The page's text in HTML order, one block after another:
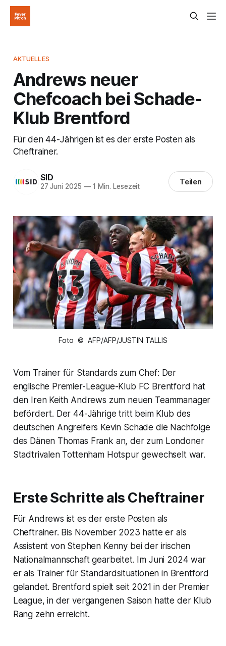
AKTUELLES
Andrews neuer
Chefcoach bei Schade-
Klub Brentford
Für den 44-Jährigen ist es der erste Posten als
Cheftrainer.
SID
27 Juni 2025 —1 Min. Lesezeit Teilen
Foto © AFP/AFP/JUSTIN TALLIS
Vom Trainer für Standards zum Chef: Der
englische Premier-League-Klub FC Brentford hat
den Iren Keith Andrews zum neuen Teammanager
befördert. Der 44-Jährige tritt beim Klub des
deutschen Angreifers Kevin Schade die Nachfolge
des Dänen Thomas Frank an, der zum Londoner
Stadtrivalen Tottenham Hotspur gewechselt war.
Erste Schritte als Cheftrainer
Für Andrews ist es der erste Posten als
Cheftrainer. Bis November 2023 hatte er als
Assistent von Stephen Kenny bei der irischen
Nationalmannschaft gearbeitet. Im Juni 2024 war
er als Trainer für Standardsituationen in Brentford
gelandet. Brentford spielt seit 2021 in der Premier
League, in der vergangenen Saison hatte der Klub
Rang zehn erreicht.